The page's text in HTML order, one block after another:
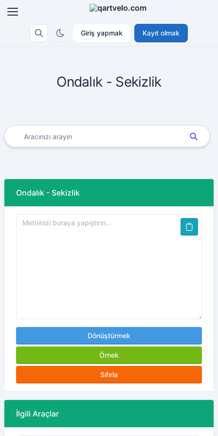
Giriş yapmak Kayıt olmak
Ondalık - Sekizlik
Ondalık - Sekizlik
Dönüştürmek
Örnek
Sıfırla
İlgili Araçlar